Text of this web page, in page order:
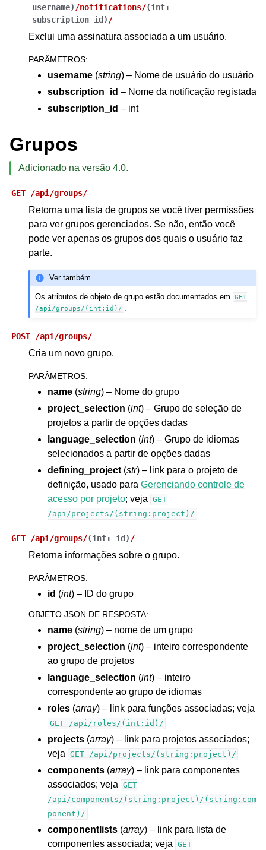
username) /notifications/(int:
subscription_id) /
Exclui uma assinatura associada a um usuário.
PARÂMETROS:
username (string) – Nome de usuário do usuário
subscription_id – Nome da notificação registada
subscription_id – int
Grupos
Adicionado na versão 4.0.
GET /api/groups/
Retorna uma lista de grupos se você tiver permissões
para ver grupos gerenciados. Se não, então você
pode ver apenas os grupos dos quais o usuário faz
parte.
Ver também
Os atributos de objeto de grupo estão documentados em
GET
/api/groups/(int:id)/ .
POST /api/groups/
Cria um novo grupo.
PARÂMETROS:
name (string) – Nome do grupo
project_selection (int) – Grupo de seleção de
projetos a partir de opções dadas
language_selection (int) – Grupo de idiomas
selecionados a partir de opções dadas
defining_project (str) – link para o projeto de
definição, usado para Gerenciando controle de
acesso por projeto; veja GET
/api/projects/(string:project)/
GET /api/groups/(int: id )/
Retorna informações sobre o grupo.
PARÂMETROS:
id (int) – ID do grupo
OBJETO JSON DE RESPOSTA:
name (string) – nome de um grupo
project_selection (int) – inteiro correspondente
ao grupo de projetos
language_selection (int) – inteiro
correspondente ao grupo de idiomas
roles (array) – link para funções associadas; veja
GET /api/roles/(int:id)/
projects (array) – link para projetos associados;
veja GET /api/projects/(string:project)/
components (array) – link para componentes
associados; veja GET
/api/components/(string:project)/(string:com
ponent)/
componentlists (array) – link para lista de
componentes associada; veja GET